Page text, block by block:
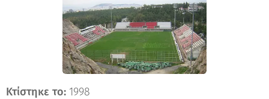
Κτίστηκε το: 1998